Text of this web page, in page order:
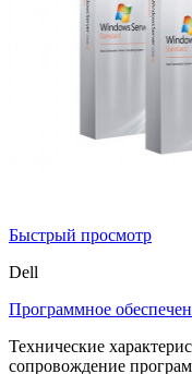
Быстрый просмотр
Dell
Программное
Технические
сопровождение